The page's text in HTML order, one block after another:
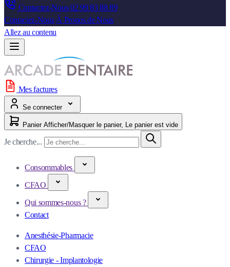
Contactez-Nous02 99 83 88 89
Contactez-Nous À Propos de Nous
Allez au contenu
Mes factures
Se connecter
Panier Afficher/Masquer le panier, Le panier est vide
Je cherche...
Consommables
CFAO
Qui sommes-nous ?
Contact
Anesthésie-Pharmacie
CFAO
Chirurgie - Implantologie